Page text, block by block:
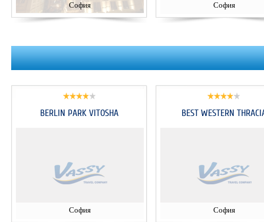
София София
BERLIN PARK VITOSHA
София
BEST WESTERN
София